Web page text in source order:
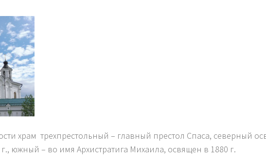
храм трехпрестольный – главный престол Спаса, северный
южный – во имя Архистратига Михаила, освящен в 1880 г.